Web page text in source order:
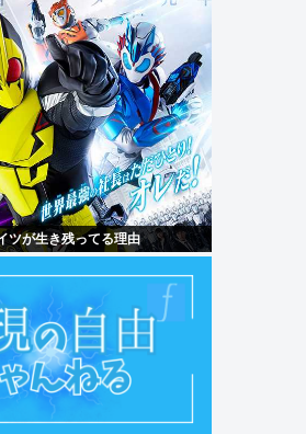
ツが生き残ってる理由